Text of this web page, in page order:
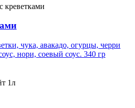
чука, авакадо, огурцы, черри
нори, соевый соус. 340 гр